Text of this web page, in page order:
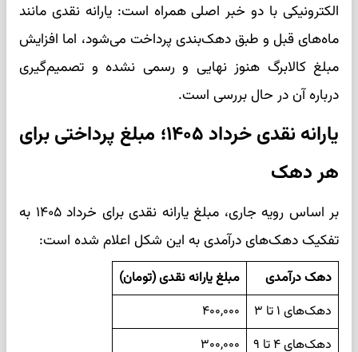
الکترونیکی با دو خبر اصلی همراه است: یارانه نقدی مانند
ماه‌های قبل و طبق دهک‌بندی پرداخت می‌شود، اما افزایش
مبلغ کالابرگ هنوز نهایی و رسمی نشده و تصمیم‌گیری
درباره آن در حال بررسی است.
یارانه نقدی خرداد ۱۴۰۵؛ مبلغ پرداختی برای
هر دهک
بر اساس رویه جاری، مبلغ یارانه نقدی برای خرداد ۱۴۰۵ به
تفکیک دهک‌های درآمدی به این شکل اعلام شده است:
دهک درآمدی
مبلغ یارانه نقدی (تومان)
دهک‌های ۱ تا ۳
۴۰۰,۰۰۰
دهک‌های ۴ تا ۹
۳۰۰,۰۰۰